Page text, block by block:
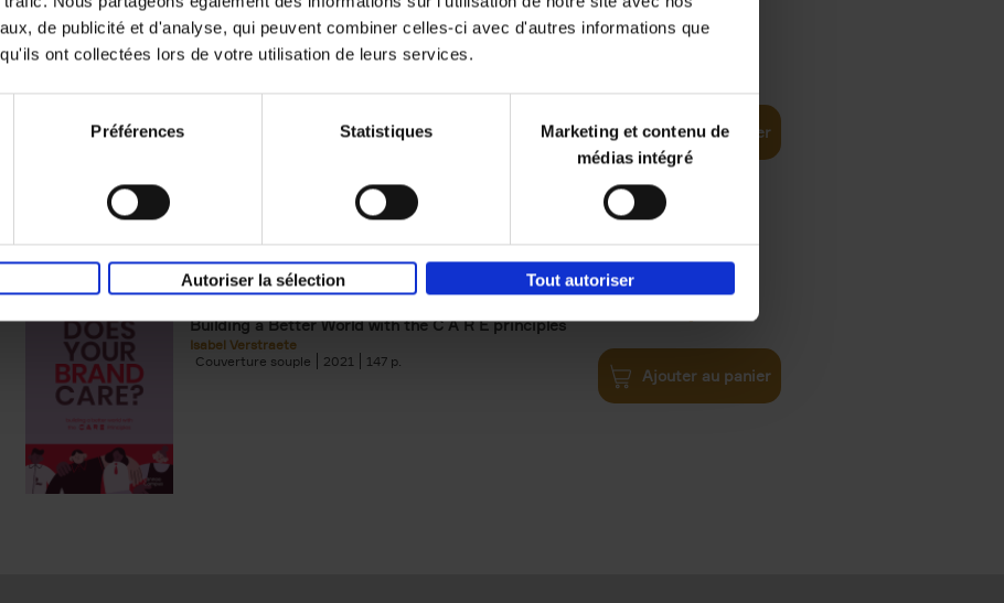
de publicité et d'analyse, qui peuvent combiner celles-ci avec d'autres informations que
ont collectées lors de votre utilisation de leurs services.
Préférences Statistiques
Marketing et contenu de
médias intégré
Autoriser la sélection Tout autoriser
Digital marketing like a PRO -
completely revised edition
Ajouter au panier
Does Your Brand Care?
Building a Better World with the C A R E principles
Isabel Verstraete
Couverture souple
2021 147
€34,99
Ajouter au panier